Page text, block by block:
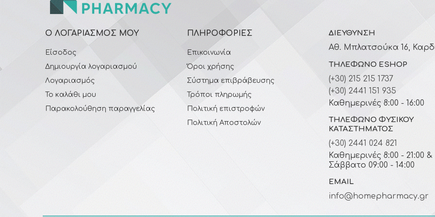
Ο ΛΟΓΑΡΙΑΣΜΌΣ ΜΟΥ
Είσοδος
Δημιουργία λογαριασμού
Λογαριασμός
Το καλάθι μου
Παρακολούθηση παραγγελίας
ΠΛΗΡΟΦΟΡΊΕΣ
Επικοινωνία
Όροι χρήσης
Σύστημα επιβράβευσης
Τρόποι πληρωμής
Πολιτική επιστροφών
Πολιτική Αποστολών
ΔΙΕΎΘΥΝΣΗ
Αθ. Μπλατσούκα 16,
ΤΗΛΈΦΩΝΟ ESHOP
(+30) 215 215 1737
(+30) 2441 151 935
Καθημερινές 8:00 - 16:00
ΤΗΛΈΦΩΝΟ ΦΥΣΙΚΟΎ
ΚΑΤΑΣΤΉΜΑΤΟΣ
(+30) 2441 024 821
Καθημερινές 8:00 - 21:00 &
Σάββατο 09:00 - 14:00
EMAIL
info@homepharmacy.gr